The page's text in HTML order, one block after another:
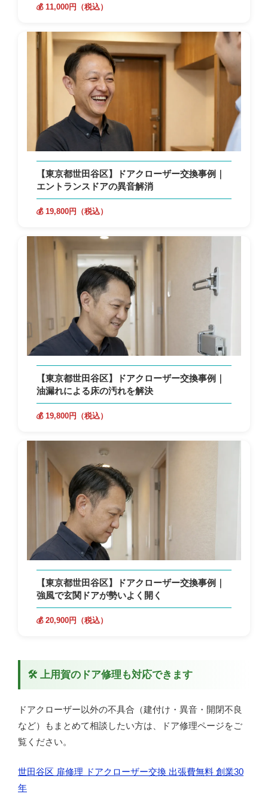
💰 11,000円（税込）
【東京都世田谷区】ドアクローザー交換事例｜
エントランスドアの異音解消
💰 19,800円（税込）
【東京都世田谷区】ドアクローザー交換事例｜
油漏れによる床の汚れを解決
💰 19,800円（税込）
【東京都世田谷区】ドアクローザー交換事例｜
強風で玄関ドアが勢いよく開く
💰 20,900円（税込）
🛠 上用賀のドア修理も対応できます
ドアクローザー以外の不具合（建付け・異音・開閉不良
など）もまとめて相談したい方は、ドア修理ページをご
覧ください。
世田谷区 扉修理 ドアクローザー交換 出張費無料 創業30
年